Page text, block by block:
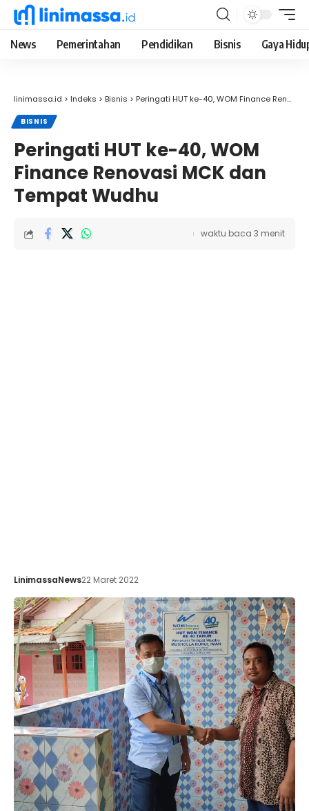
News Pemerintahan Pendidikan Bisnis Gaya
linimassa.id > Indeks > Bisnis > Peringati HUT ke-40, WOM Finance Renovasi MCK dan Tempat Wudhu
BISNIS
Peringati HUT ke-40, WOM
Finance Renovasi MCK dan
Tempat Wudhu
LinimassaNews22 Maret 2022
waktu baca 3 menit